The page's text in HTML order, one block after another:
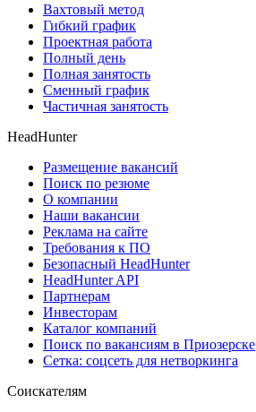
Вахтовый метод
Гибкий график
Проектная работа
Полный день
Полная занятость
Сменный график
Частичная занятость
HeadHunter
Размещение вакансий
Поиск по резюме
О компании
Наши вакансии
Реклама на сайте
Требования к ПО
Безопасный HeadHunter
HeadHunter API
Партнерам
Инвесторам
Каталог компаний
Поиск по вакансиям в Приозерске
Сетка: соцсеть для нетворкинга
Соискателям